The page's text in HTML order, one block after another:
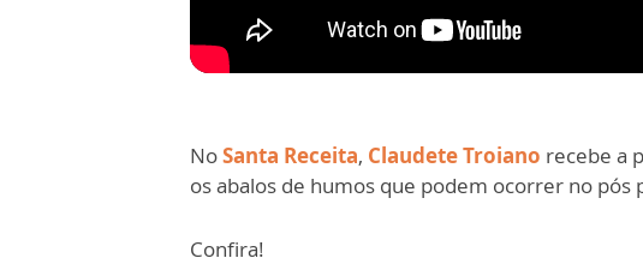
NoSanta Receita, Claudete Troiano recebe a
os abalos de humos que podem ocorrer no pós
Confira!